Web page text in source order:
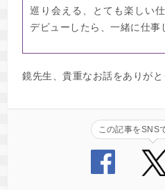
巡り会える、とても楽しい
デビューしたら、一緒に仕事
鏡先生、貴重なお話をありがと
この記事をSNS